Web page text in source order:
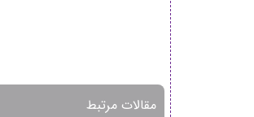
مقالات مرتبط